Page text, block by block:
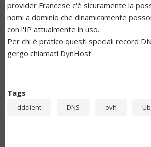
provider Francese c'è sicuramente la
nomi a dominio che dinamicamente
con l'IP attualmente in uso.
Per chi è pratico questi speciali record
gergo chiamati DynHost
Tags
ddclient DNS ovh